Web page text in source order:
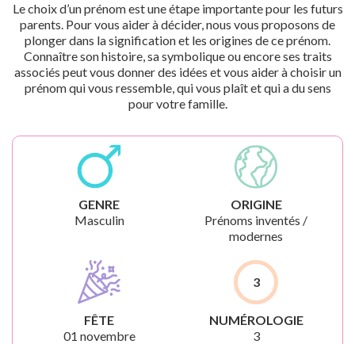
Le choix d’un prénom est une étape importante pour les futurs
parents. Pour vous aider à décider, nous vous proposons de
plonger dans la signification et les origines de ce prénom.
Connaître son histoire, sa symbolique ou encore ses traits
associés peut vous donner des idées et vous aider à choisir un
prénom qui vous ressemble, qui vous plaît et qui a du sens
pour votre famille.
GENRE
Masculin
ORIGINE
Prénoms inventés /
modernes
FÊTE
01 novembre
3
NUMÉROLOGIE
3